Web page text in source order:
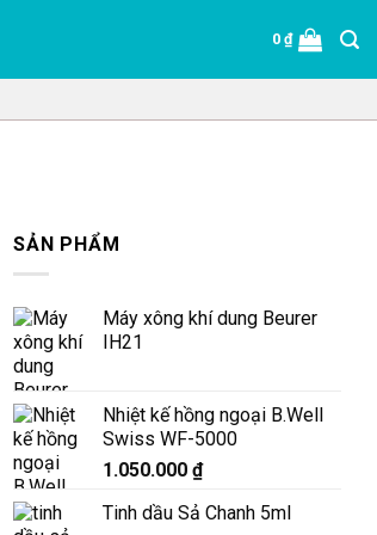
0₫
SẢN PHẨM
Máy xông khí dung Beurer
IH21
Nhiệt kế hồng ngoại B.Well
Swiss WF-5000
1.050.000 ₫
Tinh dầu Sả Chanh 5ml